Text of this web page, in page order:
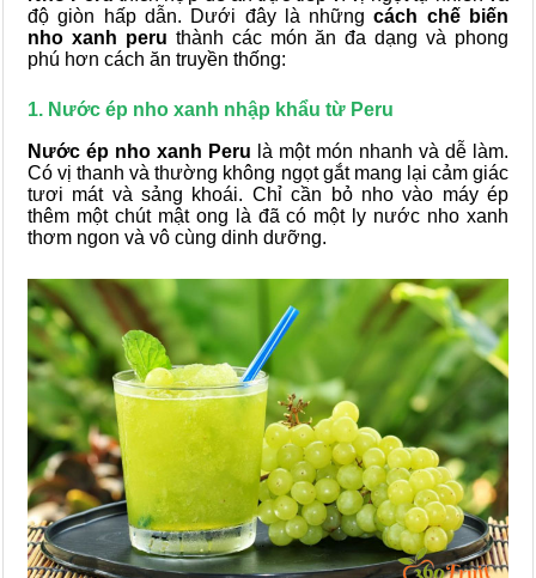
độ giòn hấp dẫn. Dưới đây là nhữngcách chế biến
nho xanh peru thành các món ăn đa dạng và phong
phú hơn cách ăn truyền thống:
1. Nước ép nho xanh nhập khẩu từ Peru
Nước ép nho xanh Peru là một món nhanh và dễ làm.
Có vị thanh và thường không ngọt gắt mang lại cảm giác
tươi mát và sảng khoái. Chỉ cần bỏ nho vào máy ép
thêm một chút mật ong là đã có một ly nước nho xanh
thơm ngon và vô cùng dinh dưỡng.